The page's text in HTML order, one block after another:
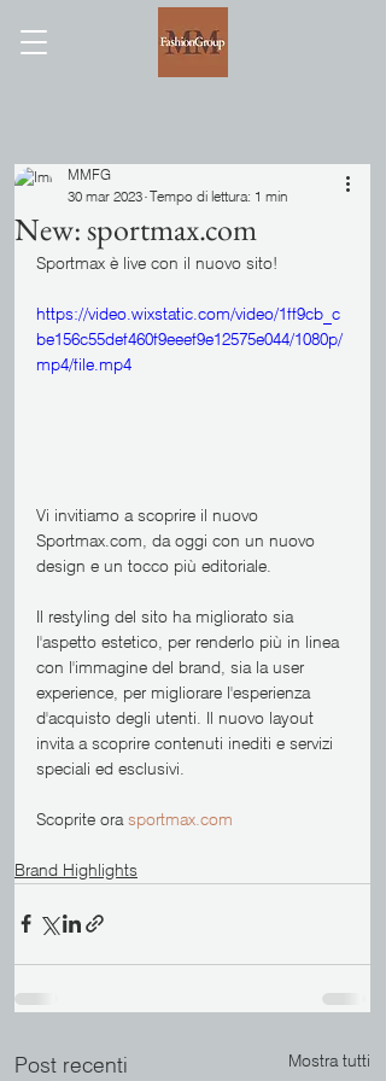
New: sportmax.com
MMFG
30 mar 2023 Tempo di lettura: 1 min
Sportmax è live con il nuovo sito!
https://video.wixstatic.com/video/1ff9cb_c
be156c55def460f9eeef9e12575e044/1080p/
mp4/file.mp4
Vi invitiamo a scoprire il nuovo
Sportmax.com, da oggi con un nuovo
design e un tocco più editoriale.
Il restyling del sito ha migliorato sia
l'aspetto estetico, per renderlo più in linea
con l'immagine del brand, sia la user
experience, per migliorare l'esperienza
d'acquisto degli utenti. Il nuovo layout
invita a scoprire contenuti inediti e servizi
speciali ed esclusivi.
Scoprite ora sportmax.com
Brand Highlights
Post recenti Mostra tutti